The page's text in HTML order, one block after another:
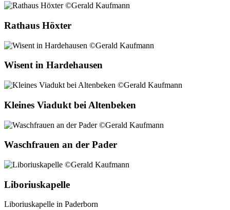
Rathaus Höxter
Wisent in Hardehausen
Kleines Viadukt bei Altenbeken
Waschfrauen an der Pader
Liboriuskapelle
Liboriuskapelle in Paderborn